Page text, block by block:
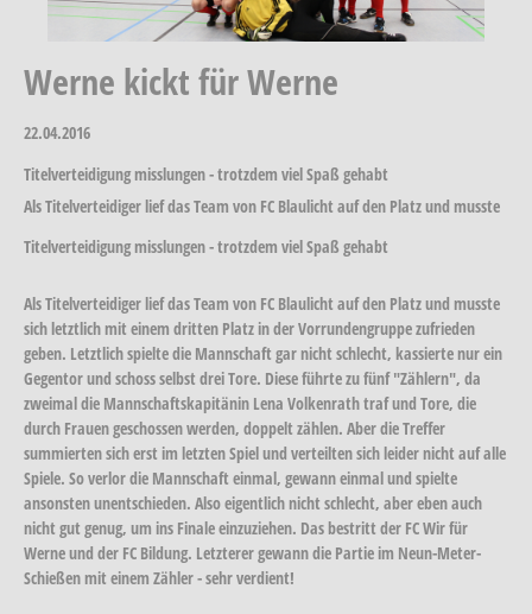
Werne kickt für Werne
22.04.2016
Titelverteidigung misslungen - trotzdem viel Spaß gehabt
Als Titelverteidiger lief das Team von FC Blaulicht auf den Platz und musste
Titelverteidigung misslungen - trotzdem viel Spaß gehabt
Als Titelverteidiger lief das Team von FC Blaulicht auf den Platz und musste
sich letztlich mit einem dritten Platz in der Vorrundengruppe zufrieden
geben. Letztlich spielte die Mannschaft gar nicht schlecht, kassierte nur ein
Gegentor und schoss selbst drei Tore. Diese führte zu fünf "Zählern", da
zweimal die Mannschaftskapitänin Lena Volkenrath traf und Tore, die
durch Frauen geschossen werden, doppelt zählen. Aber die Treffer
summierten sich erst im letzten Spiel und verteilten sich leider nicht auf alle
Spiele. So verlor die Mannschaft einmal, gewann einmal und spielte
ansonsten unentschieden. Also eigentlich nicht schlecht, aber eben auch
nicht gut genug, um ins Finale einzuziehen. Das bestritt der FC Wir für
Werne und der FC Bildung. Letzterer gewann die Partie im Neun-Meter-
Schießen mit einem Zähler - sehr verdient!